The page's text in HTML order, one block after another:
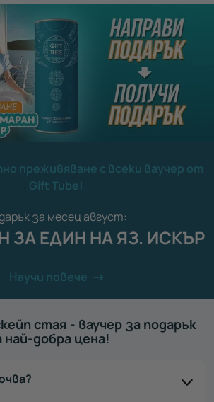
преживяване с всеки ваучер от
Gift Tube!
за месец август:
ЗА ЕДИН НА ЯЗ. ИСКЪР
Научи повече
стая - ваучер за подарък
добра цена!